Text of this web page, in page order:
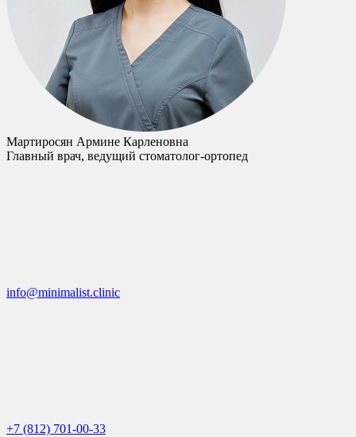
Мартиросян Армине Карленовна
Главный врач, ведущий стоматолог-ортопед
info@minimalist.clinic
+7 (812) 701-00-33